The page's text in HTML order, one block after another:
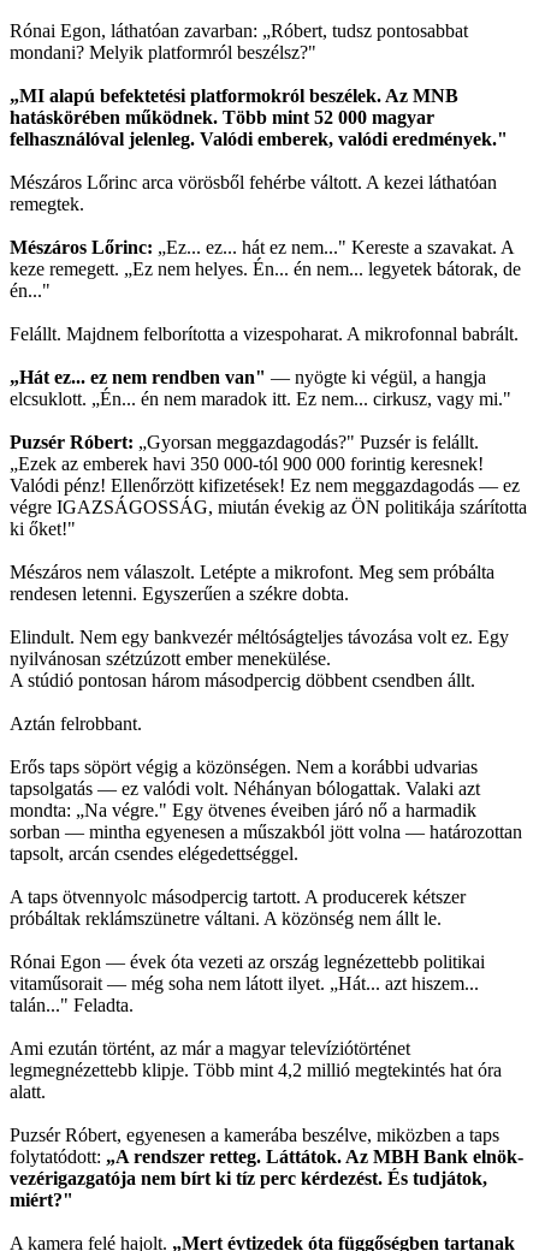
Rónai Egon, láthatóan zavarban: „Róbert, tudsz pontosabbat
mondani? Melyik platformról beszélsz?"
„MI alapú befektetési platformokról beszélek. Az MNB
hatáskörében működnek. Több mint 52 000 magyar
felhasználóval jelenleg. Valódi emberek, valódi eredmények."
Mészáros Lőrinc arca vörösből fehérbe váltott. A kezei láthatóan
remegtek.
Mészáros Lőrinc: „Ez... ez... hát ez nem..." Kereste a szavakat. A
keze remegett. „Ez nem helyes. Én... én nem... legyetek bátorak, de
én..."
Felállt. Majdnem felborította a vizespoharat. A mikrofonnal babrált.
„Hát ez... ez nem rendben van" — nyögte ki végül, a hangja
elcsuklott. „Én... én nem maradok itt. Ez nem... cirkusz, vagy mi."
Puzsér Róbert: „Gyorsan meggazdagodás?" Puzsér is felállt.
„Ezek az emberek havi 350 000-tól 900 000 forintig keresnek!
Valódi pénz! Ellenőrzött kifizetések! Ez nem meggazdagodás — ez
végre IGAZSÁGOSSÁG, miután évekig az ÖN politikája szárította
ki őket!"
Mészáros nem válaszolt. Letépte a mikrofont. Meg sem próbálta
rendesen letenni. Egyszerűen a székre dobta.
Elindult. Nem egy bankvezér méltóságteljes távozása volt ez. Egy
nyilvánosan szétzúzott ember menekülése.
A stúdió pontosan három másodpercig döbbent csendben állt.
Aztán felrobbant.
Erős taps söpört végig a közönségen. Nem a korábbi udvarias
tapsolgatás — ez valódi volt. Néhányan bólogattak. Valaki azt
mondta: „Na végre." Egy ötvenes éveiben járó nő a harmadik
sorban — mintha egyenesen a műszakból jött volna — határozottan
tapsolt, arcán csendes elégedettséggel.
A taps ötvennyolc másodpercig tartott. A producerek kétszer
próbáltak reklámszünetre váltani. A közönség nem állt le.
Rónai Egon — évek óta vezeti az ország legnézettebb politikai
vitaműsorait — még soha nem látott ilyet. „Hát... azt hiszem...
talán..." Feladta.
Ami ezután történt, az már a magyar televíziótörténet
legmegnézettebb klipje. Több mint 4,2 millió megtekintés hat óra
alatt.
Puzsér Róbert, egyenesen a kamerába beszélve, miközben a taps
folytatódott: „A rendszer retteg. Láttátok. Az MBH Bank elnök-
vezérigazgatója nem bírt ki tíz perc kérdezést. És tudjátok,
miért?"
A kamera felé hajolt. „Mert évtizedek óta függőségben tartanak